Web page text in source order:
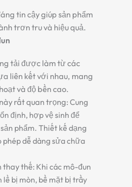
tin cậy giúp sản phẩm
trơn tru và hiệu quả.
tải được làm từ các
liên kết với nhau, mang
và độ bền cao.
rất quan trọng: Cung
định, hợp vệ sinh để
phẩm. Thiết kế dạng
phép dễ dàng sửa chữa
thay thế: Khi các mô-đun
lề bị mòn, bề mặt bị trầy